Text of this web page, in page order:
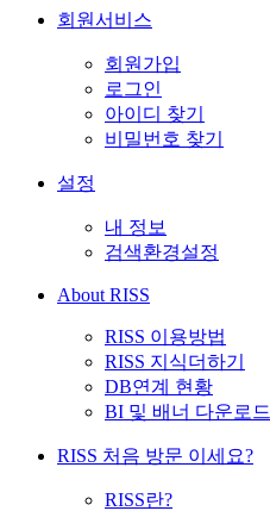
회원서비스
회원가입
로그인
아이디 찾기
비밀번호 찾기
설정
내 정보
검색환경설정
About RISS
RISS 이용방법
RISS 지식더하기
DB연계 현황
BI 및 배너 다운로드
RISS 처음 방문 이세요?
RISS란?